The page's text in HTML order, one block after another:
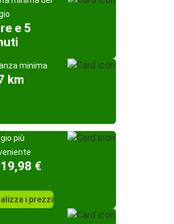
e 5
minima
km
più
€
i prezzi